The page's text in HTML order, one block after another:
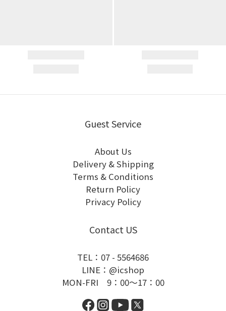
Guest Service
About Us
Delivery & Shipping
Terms & Conditions
Return Policy
Privacy Policy
Contact US
TEL：07 - 5564686
LINE：@icshop
MON-FRI 9：00～17：00